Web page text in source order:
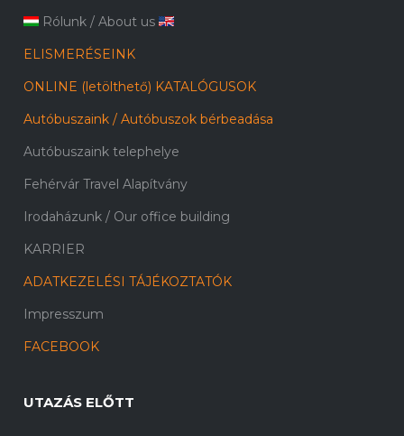
Rólunk /About us
ELISMERÉSEINK
ONLINE (letölthető) KATALÓGUSOK
Autóbuszaink / Autóbuszok bérbeadása
Autóbuszaink telephelye
Fehérvár Travel Alapítvány
Irodaházunk / Our office building
KARRIER
ADATKEZELÉSI TÁJÉKOZTATÓK
Impresszum
FACEBOOK
UTAZÁS ELŐTT